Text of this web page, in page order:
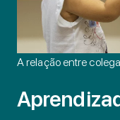
A relação entre